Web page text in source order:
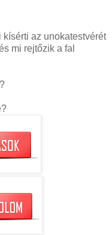
az unokatestvérét
mi rejtőzik a fal